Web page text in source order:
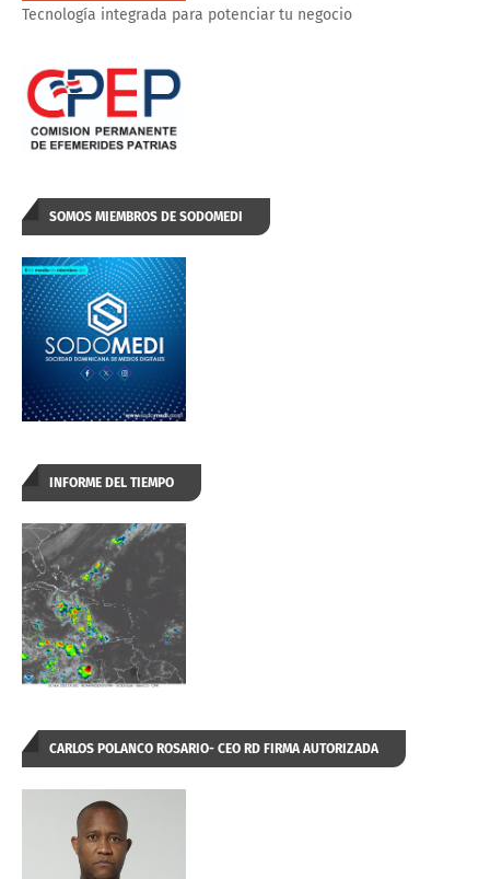
Tecnología integrada para potenciar tu negocio
SOMOS MIEMBROS DE SODOMEDI
INFORME DEL TIEMPO
CARLOS POLANCO ROSARIO- CEO RD FIRMA AUTORIZADA